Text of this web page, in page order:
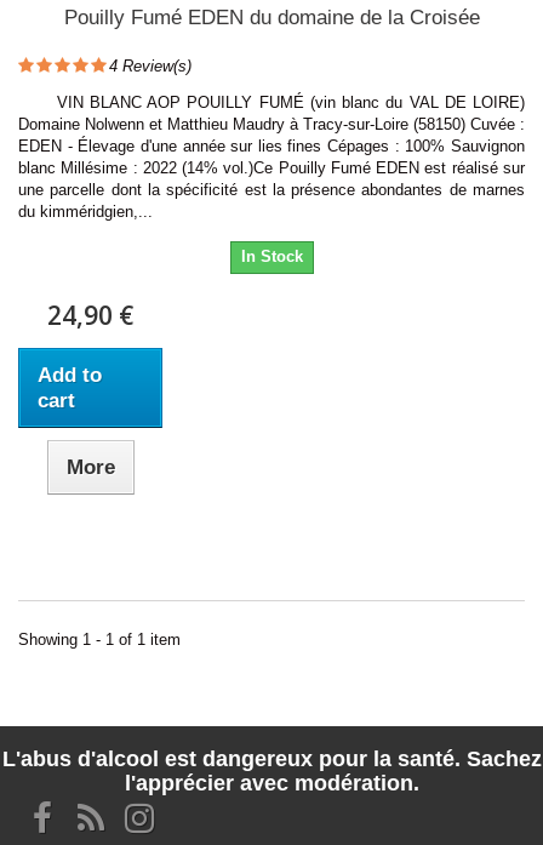
Pouilly Fumé EDEN du domaine de la Croisée
4 Review(s)
VIN BLANC AOP POUILLY FUMÉ (vin blanc du VAL DE LOIRE)
Domaine Nolwenn et Matthieu Maudry à Tracy-sur-Loire (58150) Cuvée :
EDEN - Élevage d'une année sur lies fines Cépages : 100% Sauvignon
blanc Millésime : 2022 (14% vol.)Ce Pouilly Fumé EDEN est réalisé sur
une parcelle dont la spécificité est la présence abondantes de marnes
du kimméridgien,...
In Stock
24,90 €
Add to
cart
More
Showing 1 - 1 of 1 item
L'abus d'alcool est dangereux pour la santé. Sachez
l'apprécier avec modération.